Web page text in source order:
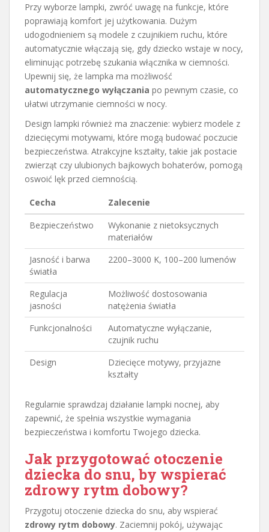
Przy wyborze lampki, zwróć uwagę na funkcje, które
poprawiają komfort jej użytkowania. Dużym
udogodnieniem są modele z czujnikiem ruchu, które
automatycznie włączają się, gdy dziecko wstaje w nocy,
eliminując potrzebę szukania włącznika w ciemności.
Upewnij się, że lampka ma możliwość
automatycznego wyłączania po pewnym czasie, co
ułatwi utrzymanie ciemności w nocy.
Design lampki również ma znaczenie: wybierz modele z
dziecięcymi motywami, które mogą budować poczucie
bezpieczeństwa. Atrakcyjne kształty, takie jak postacie
zwierząt czy ulubionych bajkowych bohaterów, pomogą
oswoić lęk przed ciemnością.
Cecha
Zalecenie
Bezpieczeństwo
Wykonanie z nietoksycznych
materiałów
Jasność i barwa
światła
2200–3000 K, 100–200 lumenów
Regulacja
jasności
Możliwość dostosowania
natężenia światła
Funkcjonalności
Automatyczne wyłączanie,
czujnik ruchu
Design
Dziecięce motywy, przyjazne
kształty
Regularnie sprawdzaj działanie lampki nocnej, aby
zapewnić, że spełnia wszystkie wymagania
bezpieczeństwa i komfortu Twojego dziecka.
Jak przygotować otoczenie
dziecka do snu, by wspierać
zdrowy rytm dobowy?
Przygotuj otoczenie dziecka do snu, aby wspierać
zdrowy rytm dobowy. Zaciemnij pokój, używając